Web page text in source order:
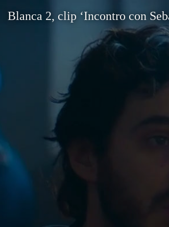
Blanca 2, clip ‘Incontro con